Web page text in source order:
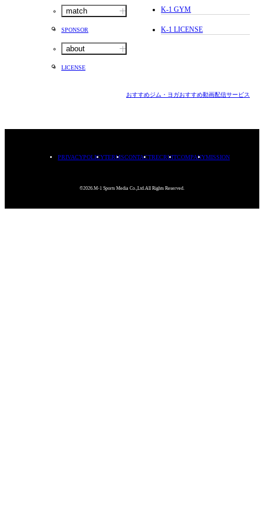
match
SPONSOR
about
LICENSE
K-1 GYM
K-1 LICENSE
おすすめジム・ヨガおすすめ動画配信サービス
PRIVACYPOLICYTERMSCONTACTRECRUITCOMPANYMISSION
©2026.M-1 Sports Media Co.,Ltd.All Rights Reserved.